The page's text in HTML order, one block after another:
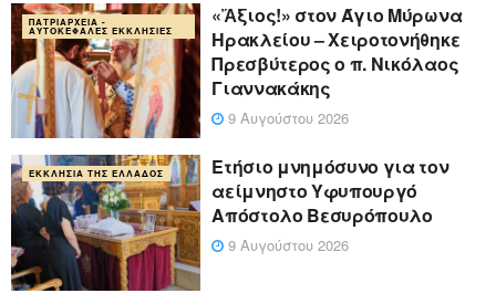
ΠΑΤΡΙΑΡΧΕΊΑ -
ΑΥΤΟΚΈΦΑΛΕΣ ΕΚΚΛΗΣΊΕΣ
«Ἄξιος!» στον Άγιο Μύρωνα
Ηρακλείου – Χειροτονήθηκε
Πρεσβύτερος ο π. Νικόλαος
Γιαννακάκης
9 Αυγούστου 2026
ΕΚΚΛΗΣΊΑ ΤΗΣ ΕΛΛΆΔΟΣ
Ετήσιο μνημόσυνο για τον
αείμνηστο Υφυπουργό
Απόστολο Βεσυρόπουλο
9 Αυγούστου 2026